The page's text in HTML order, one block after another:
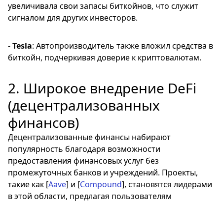
увеличивала свои запасы биткойнов, что служит
сигналом для других инвесторов.
-Tesla: Автопроизводитель также вложил средства в
биткойн, подчеркивая доверие к криптовалютам.
2. Широкое внедрение DeFi
(децентрализованных
финансов)
Децентрализованные финансы набирают
популярность благодаря возможности
предоставления финансовых услуг без
промежуточных банков и учреждений. Проекты,
такие как [Aave] и [Compound], становятся лидерами
в этой области, предлагая пользователям